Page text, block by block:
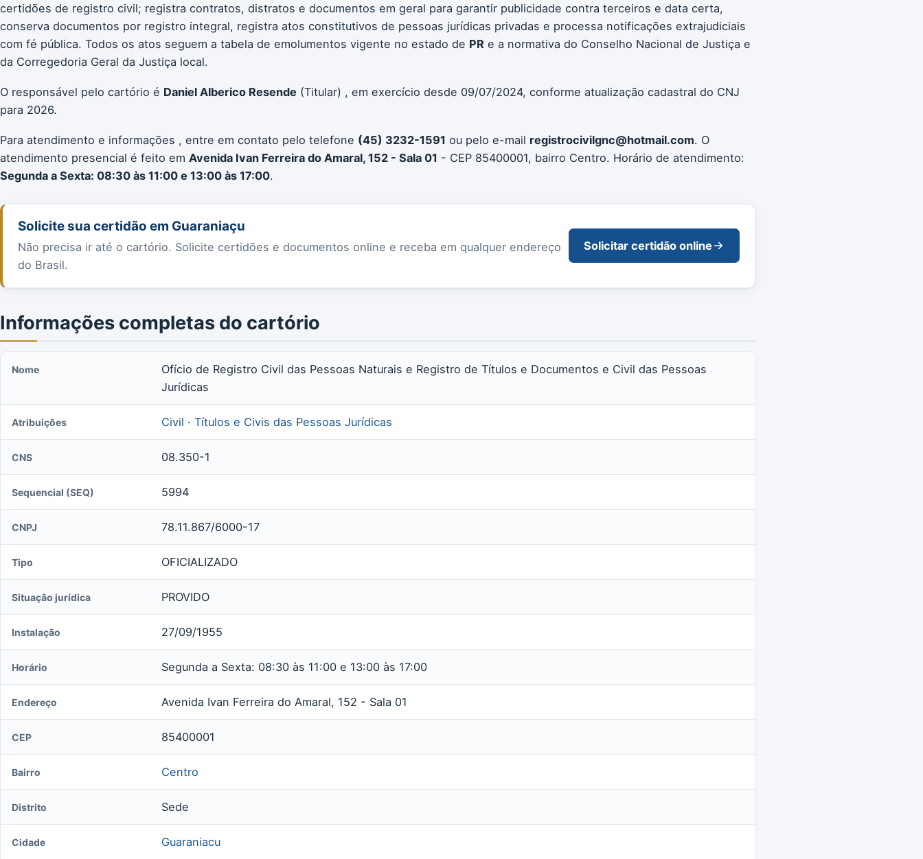
certidões de registro civil; registra contratos, distratos e documentos em geral para garantir publicidade contra terceiros e data certa,
conserva documentos por registro integral, registra atos constitutivos de pessoas jurídicas privadas e processa notificações extrajudiciais
com fé pública. Todos os atos seguem a tabela de emolumentos vigente no estado de PR e a normativa do Conselho Nacional de Justiça e
da Corregedoria Geral da Justiça local.
O responsável pelo cartório é Daniel Alberico Resende (Titular) , em exercício desde 09/07/2024, conforme atualização cadastral do CNJ
para 2026.
Para atendimento e informações , entre em contato pelo telefone (45) 3232-1591 ou pelo e-mail registrocivilgnc@hotmail.com. O
atendimento presencial é feito em Avenida Ivan Ferreira do Amaral, 152 - Sala 01 - CEP 85400001, bairro Centro. Horário de atendimento:
Segunda a Sexta: 08:30 às 11:00 e 13:00 às 17:00.
Solicite sua certidão em Guaraniaçu
Não precisa ir até o cartório. Solicite certidões e documentos online e receba em qualquer endereço
do Brasil.
Solicitar certidão online
Informações completas do cartório
Nome
Ofício de Registro Civil das Pessoas Naturais e Registro de Títulos e Documentos e Civil das Pessoas
Jurídicas
Atribuições Civil · Títulos e Civis das Pessoas Jurídicas
CNS 08.350-1
Sequencial (SEQ) 5994
CNPJ 78.11.867/6000-17
Tipo OFICIALIZADO
Situação jurídica PROVIDO
Instalação 27/09/1955
Horário Segunda a Sexta: 08:30 às 11:00 e 13:00 às 17:00
Endereço Avenida Ivan Ferreira do Amaral, 152 - Sala 01
CEP 85400001
Bairro Centro
Distrito Sede
Cidade Guaraniacu